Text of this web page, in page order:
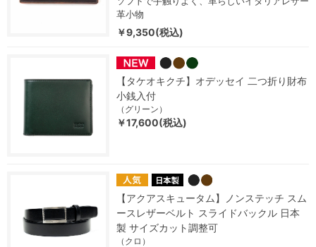
革小物
￥9,350(税込)
【タケオキクチ】オデッセイ 二つ折り財布
小銭入付
（グリーン）
￥17,600(税込)
【アクアスキュータム】ノンステッチ スム
ースレザーベルト スライドバックル 日本
製 サイズカット調整可
（クロ）